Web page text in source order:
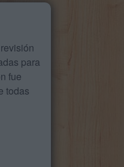
para
fue
todas